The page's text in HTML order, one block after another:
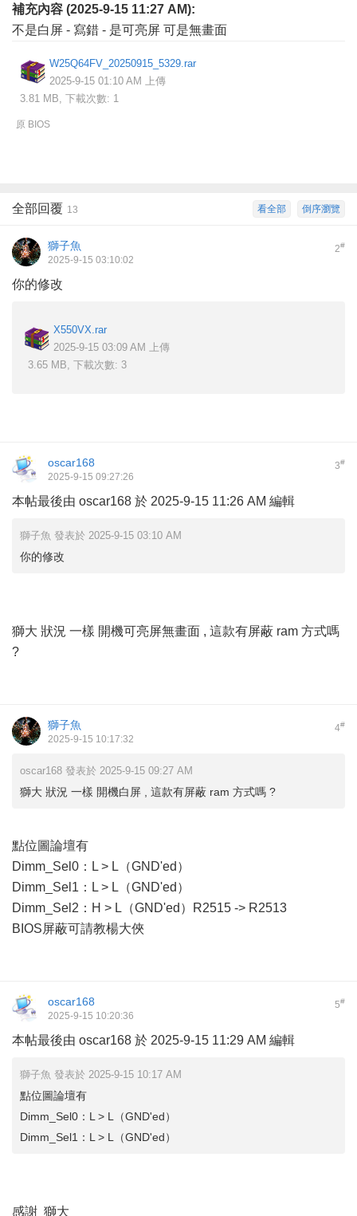
補充內容 (2025-9-15 11:27 AM):
不是白屏 - 寫錯 - 是可亮屏 可是無畫面
W25Q64FV_20250915_5329.rar
2025-9-15 01:10 AM 上傳
3.81 MB, 下載次數: 1
原 BIOS
倒序瀏覽
看全部
全部回覆 13
2#
獅子魚
2025-9-15 03:10:02
你的修改
X550VX.rar
2025-9-15 03:09 AM 上傳
3.65 MB, 下載次數: 3
3#
oscar168
2025-9-15 09:27:26
本帖最後由 oscar168 於 2025-9-15 11:26 AM 編輯
獅子魚 發表於 2025-9-15 03:10 AM
你的修改
獅大 狀況 一樣 開機可亮屏無畫面 , 這款有屏蔽 ram 方式嗎
?
4#
獅子魚
2025-9-15 10:17:32
oscar168 發表於 2025-9-15 09:27 AM
獅大 狀況 一樣 開機白屏 , 這款有屏蔽 ram 方式嗎 ?
點位圖論壇有
Dimm_Sel0：L > L（GND'ed）
Dimm_Sel1：L > L（GND'ed）
Dimm_Sel2：H > L（GND'ed）R2515 -> R2513
BIOS屏蔽可請教楊大俠
5#
oscar168
2025-9-15 10:20:36
本帖最後由 oscar168 於 2025-9-15 11:29 AM 編輯
獅子魚 發表於 2025-9-15 10:17 AM
點位圖論壇有
Dimm_Sel0：L > L（GND'ed）
Dimm_Sel1：L > L（GND'ed）
感謝 獅大